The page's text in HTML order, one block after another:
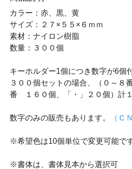
カラー：赤、黒、黄
サイズ：２７×５５×６ｍｍ
素材：ナイロン樹脂
数量：３００個
キーホルダー1個につき数字が6個
３００個セットの場合、（０～８
番 １６０個、「・」２０個）計１
数字のみの販売もあります。 （Ｃ
※希望色は10個単位で変更可能です
※書体は、書体見本から選択可